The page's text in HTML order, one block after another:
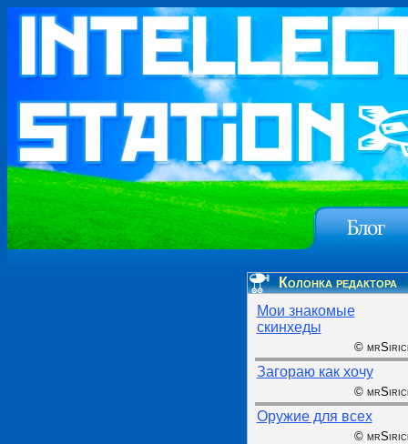
Колонка редактора
Мои знакомые
скинхеды
©
Загораю как хочу
©
Оружие для всех
©